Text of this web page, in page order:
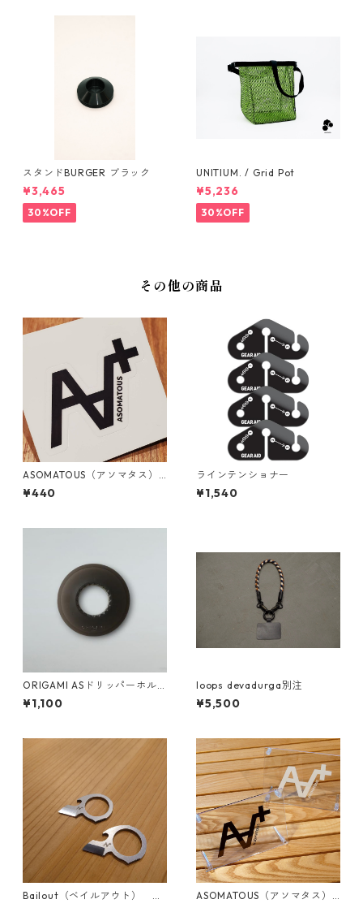
スタンドBURGER ブラック
¥3,465
30%OFF
UNITIUM. / Grid Pot
¥5,236
30%OFF
その他の商品
ASOMATOUS（アソマタス）
「A∀＋」ロゴステッカー
¥440
ラインテンショナー
¥1,540
ORIGAMI ASドリッパーホル
ダー ブラック
¥1,100
loops devadurga別注
¥5,500
Bailout（ベイルアウト） ス
ASOMATOUS（アソマタス）